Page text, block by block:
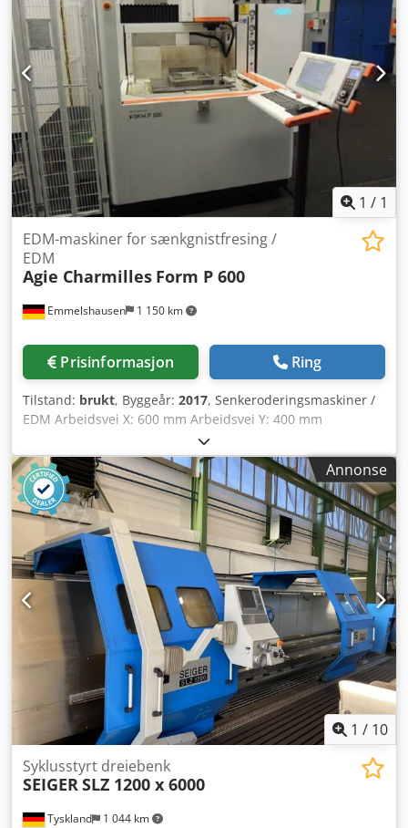
----- 5300 o/min Slipeskive ----- CBN 200 Codjga T D Tspfx
Ahljha Motor ----- 230V/1-fas/180W Vekt ----- 10 kg
1 / 1
Emmelshausen 1 150 km
EDM-maskiner for sænkgnistfresing /
EDM
Agie Charmilles Form P 600
Prisinformasjon Ring
Tilstand: brukt, Byggeår: 2017, Senkeroderingsmaskiner /
EDM Arbeidsvei X: 600 mm Arbeidsvei Y: 400 mm
Arbeidsvei Z: 450 mm Bordstørrelse X: 750 mm
Bordstørrelse Y: 600 mm Maks. arbeidsstykke X: 1040 mm
Maks. arbeidsstykke Y: 730 mm Maks. arbeidsstykke Z: 410
mm Maks. elektrodevekt: 50 kg Maks. arbeidsstykkevekt:
1600 kg Generator: 64 ampere Kjøler Nedsenkbar beholder
Charmilles-styring Chodpfx Aeym Rr Nehlja
Presisjonsbearbeiding av former og verktøy Integrert
generator Dielektrisk system med kjøling Egnet for verktøy-
og formproduksjon
Annonse
1 / 10
Tyskland 1 044 km
Syklusstyrt dreiebenk
SEIGERSLZ 1200 x 6000